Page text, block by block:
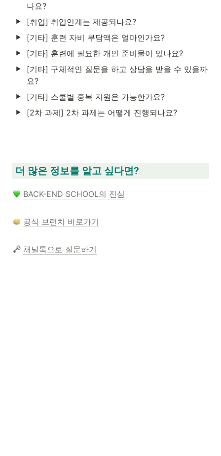
나요?
[취업] 취업연계는 제공되나요?
[기타] 훈련 자비 부담액은 얼마인가요?
[기타] 훈련에 필요한 개인 준비물이 있나요?
[기타] 구체적인 질문을 하고 상담을 받을 수 있을까
요?
[기타] 스쿨별 중복 지원은 가능한가요?
[2차 과제] 2차 과제는 어떻게 진행되나요?
더 많은 정보를 알고 싶다면?
BACK-END SCHOOL의 진심
공식 브런치 바로가기
채널톡으로 질문하기